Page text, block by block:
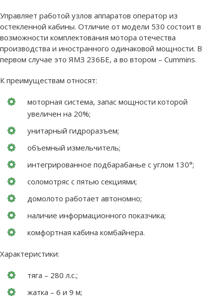
Управляет работой узлов аппаратов оператор из
остекленной кабины. Отличие от модели 530 состоит в
возможности комплектования мотора отечества
производства и иностранного одинаковой мощности. В
первом случае это ЯМЗ 236БЕ, а во втором – Cummins.
К преимуществам относят:
моторная система, запас мощности которой
увеличен на 20%;
унитарный гидроразъем;
объемный измельчитель;
интегрированное подбарабанье с углом 130°;
соломотряс с пятью секциями;
домолото работает автономно;
наличие информационного показчика;
комфортная кабина комбайнера.
Характеристики:
тяга – 280 л.с.;
жатка – 6 и 9 м;